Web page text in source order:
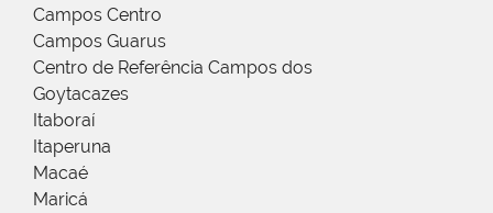
Campos Centro
Campos Guarus
Centro de Referência Campos dos
Goytacazes
Itaboraí
Itaperuna
Macaé
Maricá